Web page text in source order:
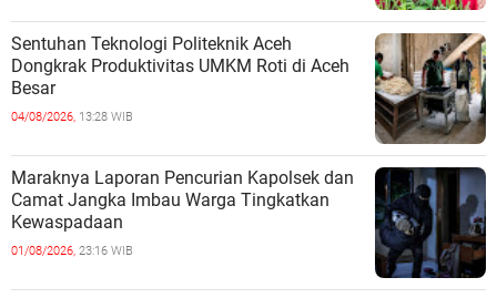
Sentuhan Teknologi Politeknik Aceh
Dongkrak Produktivitas UMKM Roti di Aceh
Besar
04/08/2026, 13:28 WIB
Maraknya Laporan Pencurian Kapolsek dan
Camat Jangka Imbau Warga Tingkatkan
Kewaspadaan
01/08/2026, 23:16 WIB